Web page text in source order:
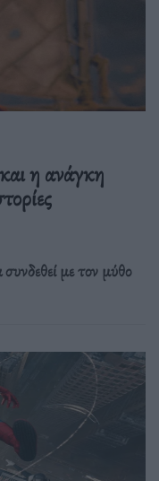
η ανάγκη
με τον μύθο